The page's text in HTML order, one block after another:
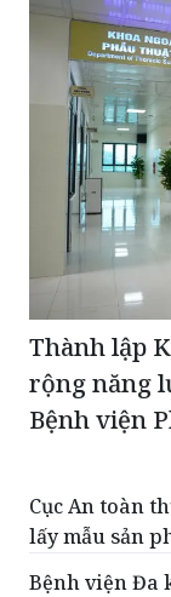
Thành lập
rộng năng
Bệnh viện
Cục An toàn
Bệnh viện Đa
ngũ lãnh đạo,
chữa bệnh